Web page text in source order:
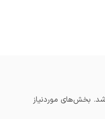
بخش‌های موردنیاز